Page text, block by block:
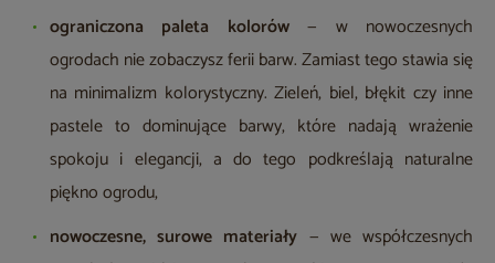
ograniczona paleta kolorów— w nowoczesnych
ogrodach nie zobaczysz ferii barw. Zamiast tego stawia się
na minimalizm kolorystyczny. Zieleń, biel, błękit czy inne
pastele to dominujące barwy, które nadają wrażenie
spokoju i elegancji, a do tego podkreślają naturalne
piękno ogrodu,
nowoczesne, surowe materiały — we współczesnych